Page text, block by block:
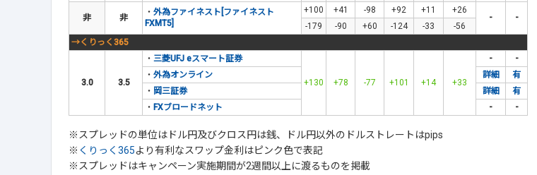
非 非
・ 外為ファイネスト[ファイネスト
FXMT5]
+100 +41 -98 +92 +11 +26
-
-
-179
-90 +60 -124 -33
-56
→くりっく365
3.0 3.5
・ 三菱UFJ eスマート証券
+130 +78 -77 +101 +14 +33
-
-
・ 外為オンライン 詳細
有
・ 岡三証券 詳細
有
・ FXブロードネット - -
※スプレッドの単位はドル円及びクロス円は銭、ドル円以外のドルストレートはpips
※ くりっく365より有利なスワップ金利はピンク色で表記
※スプレッドはキャンペーン実施期間が2週間以上に渡るものを掲載